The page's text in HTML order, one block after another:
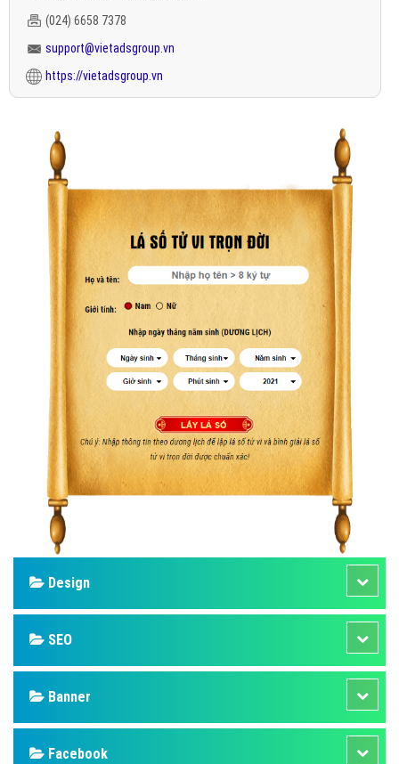
(024) 6658 7378
support@vietadsgroup.vn
https://vietadsgroup.vn
Design
SEO
Banner
Facebook